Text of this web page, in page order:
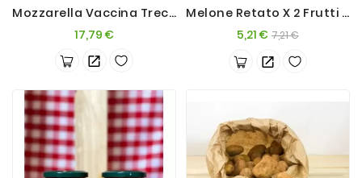
Mozzarella Vaccina Treccia 4x250g
17,79 €Prezzo
Melone Retato X 2 Frutti Sicilia
5,21 € Prezzo
7,21 €Prezzo